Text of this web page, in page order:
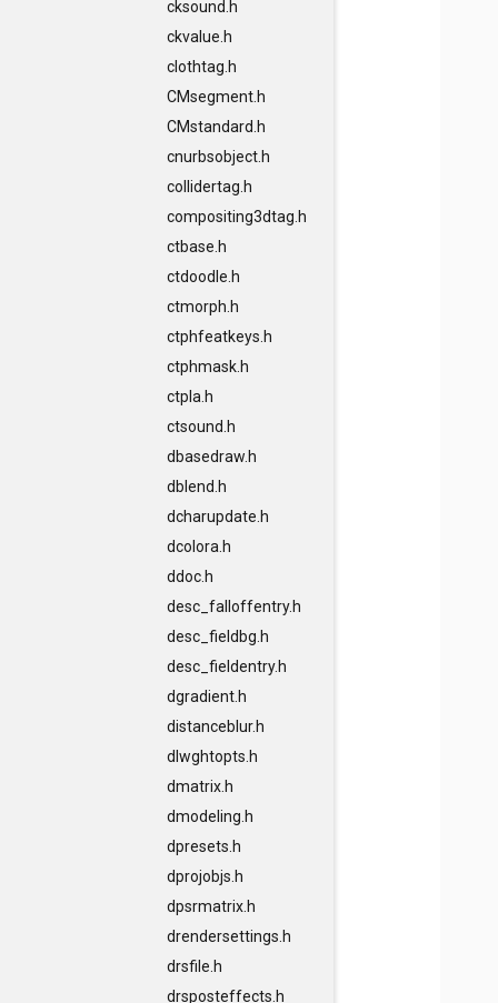
cksound.h
ckvalue.h
clothtag.h
CMsegment.h
CMstandard.h
cnurbsobject.h
collidertag.h
compositing3dtag.h
ctbase.h
ctdoodle.h
ctmorph.h
ctphfeatkeys.h
ctphmask.h
ctpla.h
ctsound.h
dbasedraw.h
dblend.h
dcharupdate.h
dcolora.h
ddoc.h
desc_falloffentry.h
desc_fieldbg.h
desc_fieldentry.h
dgradient.h
distanceblur.h
dlwghtopts.h
dmatrix.h
dmodeling.h
dpresets.h
dprojobjs.h
dpsrmatrix.h
drendersettings.h
drsfile.h
drsposteffects.h